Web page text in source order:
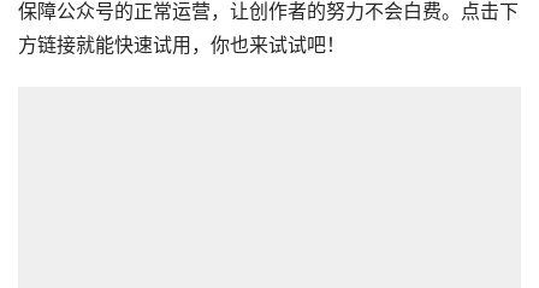
保障公众号的正常运营，让创作者的努力不会白费。点击下
方链接就能快速试用，你也来试试吧！